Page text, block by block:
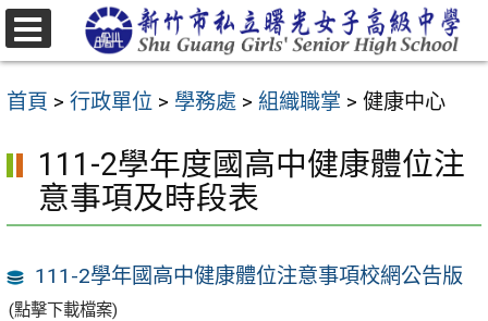
跳
至
要
容
首頁 > 行政單位 > 學務處 > 組織職掌 > 健康中心
111-2學年度國高中健康體位注
意事項及時段表
111-2學年國高中健康體位注意事項校網公告版
(點擊下載檔案)
選
單